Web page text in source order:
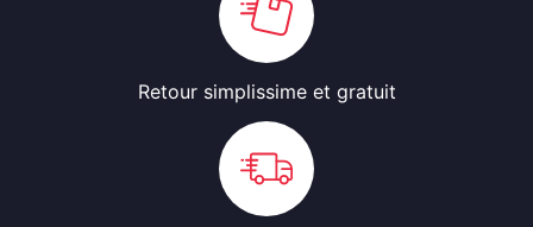
Retour simplissime et gratuit